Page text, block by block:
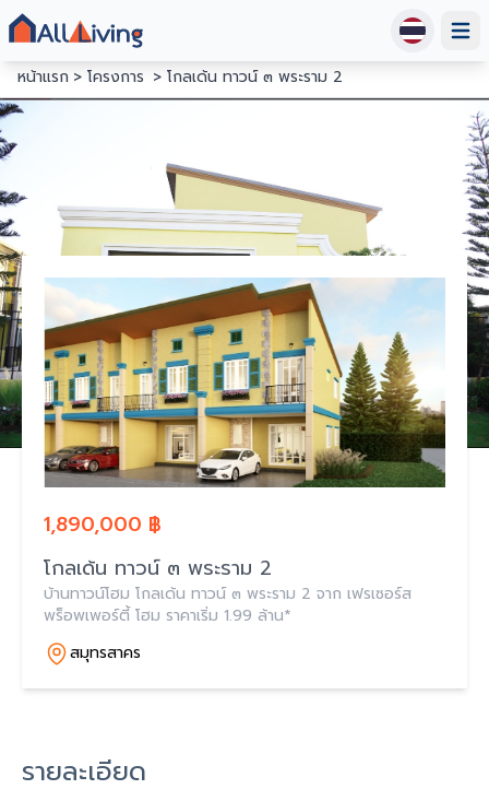
หน้าแรก
โครงการ โกลเด้น ทาวน์ ๓ พระราม 2
1,890,000 ฿
โกลเด้น ทาวน์ ๓ พระราม 2
บ้านทาวน์โฮม โกลเด้น ทาวน์ ๓ พระราม 2 จาก เฟรเซอร์ส
พร็อพเพอร์ตี้ โฮม ราคาเริ่ม 1.99 ล้าน*
สมุทรสาคร
รายละเอียด